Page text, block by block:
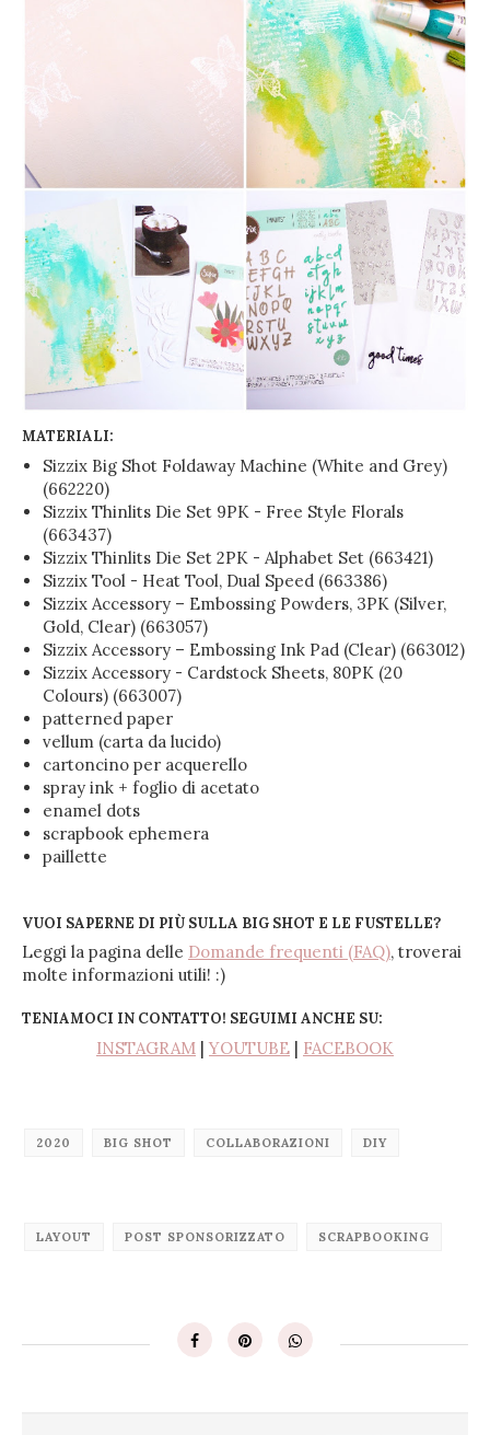
MATERIALI:
Sizzix Big Shot Foldaway Machine (White and Grey)
(662220)
Sizzix Thinlits Die Set 9PK - Free Style Florals
(663437)
Sizzix Thinlits Die Set 2PK - Alphabet Set (663421)
Sizzix Tool - Heat Tool, Dual Speed (663386)
Sizzix Accessory – Embossing Powders, 3PK (Silver,
Gold, Clear) (663057)
Sizzix Accessory – Embossing Ink Pad (Clear) (663012)
Sizzix Accessory - Cardstock Sheets, 80PK (20
Colours) (663007)
patterned paper
vellum (carta da lucido)
cartoncino per acquerello
spray ink + foglio di acetato
enamel dots
scrapbook ephemera
paillette
VUOI SAPERNE DI PIÙ SULLA BIG SHOT E LE FUSTELLE?
Leggi la pagina delle Domande frequenti (FAQ), troverai
molte informazioni utili! :)
TENIAMOCI IN CONTATTO! SEGUIMI ANCHE SU:
INSTAGRAM | YOUTUBE | FACEBOOK
2020 BIG SHOT COLLABORAZIONI DIY
LAYOUT POST SPONSORIZZATO SCRAPBOOKING